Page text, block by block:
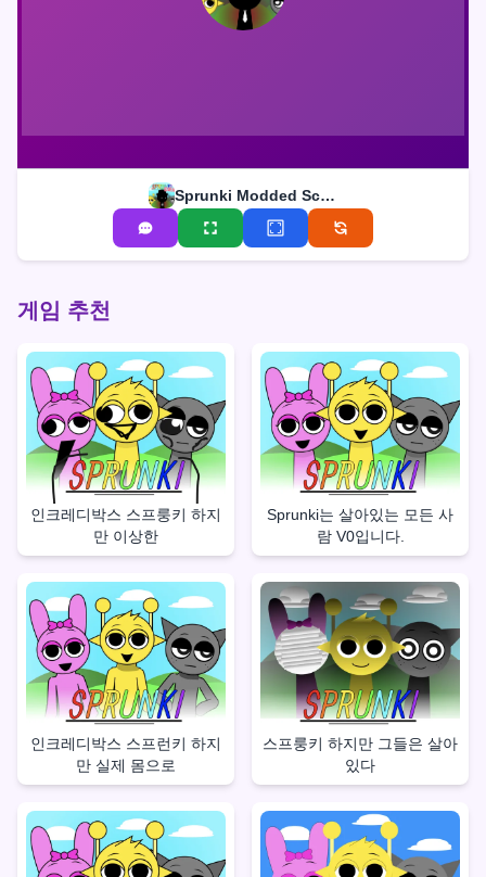
Sprunki Modded Scratch Port
게임 추천
인크레디박스 스프룽키 하지
만 이상한
Sprunki는 살아있는 모든 사
람 V0입니다.
인크레디박스 스프런키 하지
만 실제 몸으로
스프룽키 하지만 그들은 살아
있다